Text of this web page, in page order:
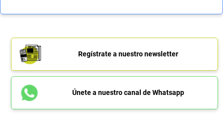
Regístrate a nuestro newsletter
Únete a nuestro canal de Whatsapp